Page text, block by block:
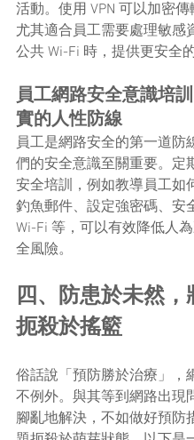
活動。使用 VPN 可以加密傳
尤其適合員工需要處理敏感
公共 Wi-Fi 時，提供更安全
員工網路安全意識培
實的人性防線
員工是網路安全的第一道防
們的安全意識至關重要。定
安全培訓，例如教導員工如
釣魚郵件、設定強密碼、安
Wi-Fi 等，可以有效降低人
全風險。
四、防患於未然，
扼殺於搖籃
俗話說「預防勝於治療」，
不例外。與其等到網路出現
腳亂地解決，不如做好預防